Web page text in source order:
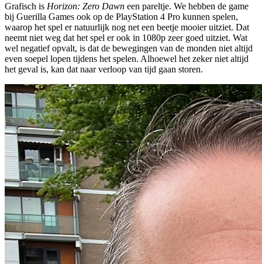
Grafisch is Horizon: Zero Dawn een pareltje. We hebben de game
bij Guerilla Games ook op de PlayStation 4 Pro kunnen spelen,
waarop het spel er natuurlijk nog net een beetje mooier uitziet. Dat
neemt niet weg dat het spel er ook in 1080p zeer goed uitziet. Wat
wel negatief opvalt, is dat de bewegingen van de monden niet altijd
even soepel lopen tijdens het spelen. Alhoewel het zeker niet altijd
het geval is, kan dat naar verloop van tijd gaan storen.